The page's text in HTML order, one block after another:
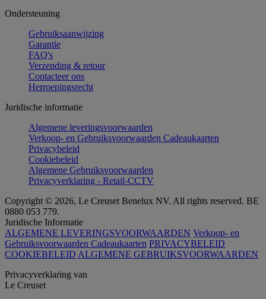
Ondersteuning
Gebruiksaanwijzing
Garantie
FAQ's
Verzending & retour
Contacteer ons
Herroepingsrecht
Juridische informatie
Algemene leveringsvoorwaarden
Verkoop- en Gebruiksvoorwaarden Cadeaukaarten
Privacybeleid
Cookiebeleid
Algemene Gebruiksvoorwaarden
Privacyverklaring - Retail-CCTV
Copyright © 2026, Le Creuset Benelux NV. All rights reserved. BE
0880 053 779.
Juridische Informatie
ALGEMENE LEVERINGSVOORWAARDEN Verkoop- en
Gebruiksvoorwaarden Cadeaukaarten PRIVACYBELEID
COOKIEBELEID ALGEMENE GEBRUIKSVOORWAARDEN
Privacyverklaring van
Le Creuset